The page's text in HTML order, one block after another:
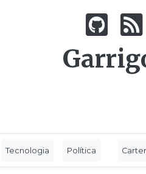
Tecnologia Política